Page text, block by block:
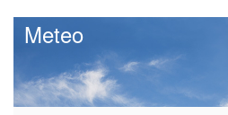
Meteo